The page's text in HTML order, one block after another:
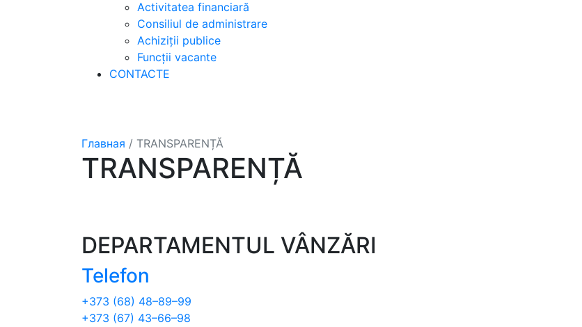
Activitatea financiară
Consiliul de administrare
Achiziții publice
Funcții vacante
CONTACTE
Главная / TRANSPARENȚĂ
TRANSPARENȚĂ
DEPARTAMENTUL VÂNZĂRI
Telefon
+373 (68) 48–89–99
+373 (67) 43–66–98